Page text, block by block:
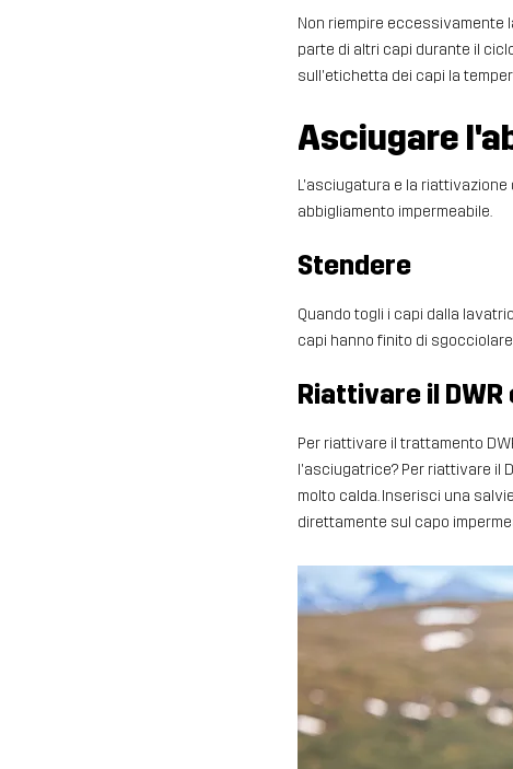
Non riempire eccessivamente
parte di altri capi durante il
sull'etichetta dei capi la
Asciugare
L'asciugatura e la
abbigliamento impermeabile.
Stendere
Quando togli i capi dalla
capi hanno finito di
Riattivare il
Per riattivare il trattamento
l'asciugatrice? Per riattivare il
molto calda. Inserisci una
direttamente sul capo